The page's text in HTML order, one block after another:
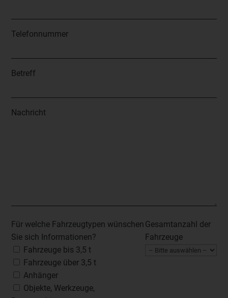
Telefonnummer
Betreff
Nachricht
Für welche Fahrzeugtypen wünschen
Sie sich Informationen?
Fahrzeuge bis 3,5 t
Fahrzeuge über 3,5 t
Anhänger
Objekte, Werkzeuge,
Gesamtanzahl der
Fahrzeuge